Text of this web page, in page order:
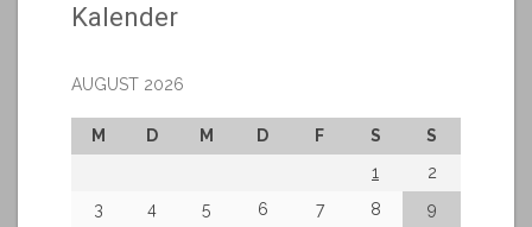
Kalender
AUGUST 2026
M D M D F S
S
1
2
3
4 5 6 7 8
9